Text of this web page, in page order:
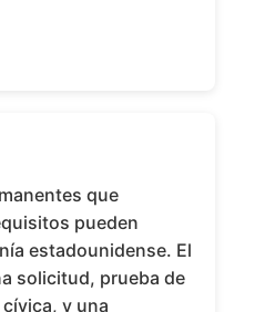
que
pueden
estadounidense. El
solicitud, prueba de
y una